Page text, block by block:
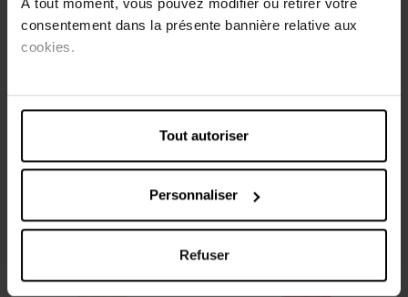
À tout moment, vous pouvez modifier ou retirer votre
consentement dans la présente bannière relative aux
cookies.
Tout autoriser
Personnaliser
Refuser
Faux ongles
9,49 € Ajouter
Faux ongles
9,49 € Ajouter